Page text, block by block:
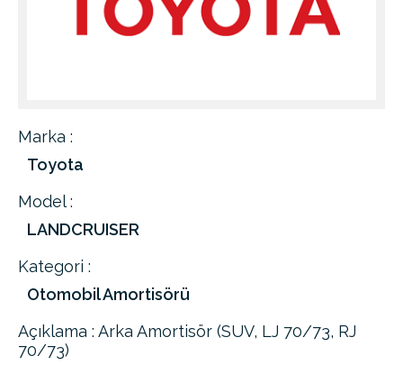
Marka :
Toyota
Model :
LANDCRUISER
Kategori :
Otomobil Amortisörü
Açıklama : Arka Amortisör (SUV, LJ 70/73, RJ
70/73)